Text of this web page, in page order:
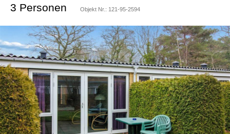
3 Personen Objekt Nr.: 121-95-2594